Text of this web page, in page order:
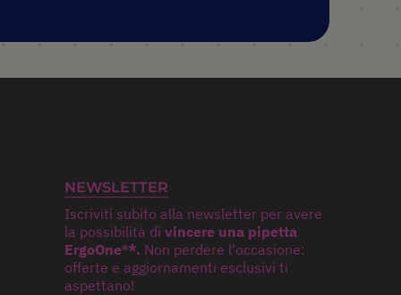
NEWSLETTER
Iscriviti subito alla newsletter per avere
la possibilità di vincere una pipetta
ErgoOne®*. Non perdere l'occasione:
offerte e aggiornamenti esclusivi ti
aspettano!